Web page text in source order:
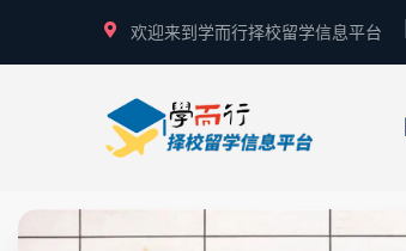
欢迎来到学而行择校留学信息平台